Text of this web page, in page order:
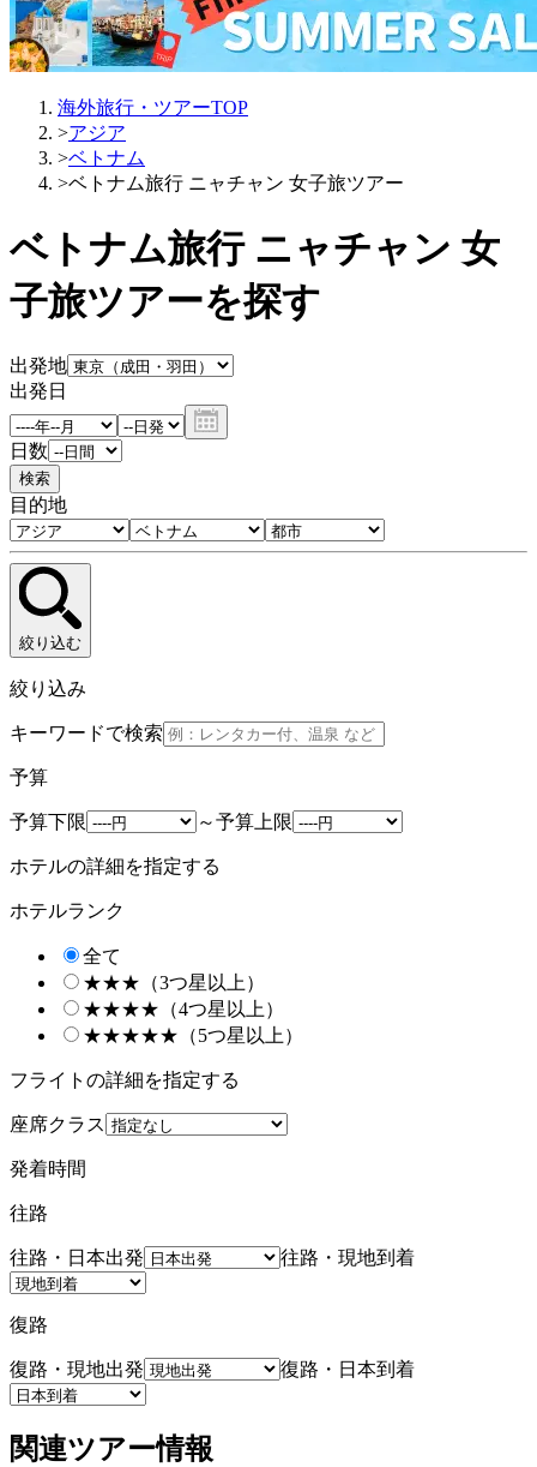
海外旅行・ツアーTOP
>アジア
>ベトナム
>ベトナム旅行 ニャチャン 女子旅ツアー
ベトナム旅行 ニャチャン 女
子旅ツアーを探す
出発地
出発日
日数
検索
目的地
絞り込む
絞り込み
キーワードで検索
予算
予算下限 ～予算上限
ホテルの詳細を指定する
ホテルランク
全て
★★★（3つ星以上）
★★★★（4つ星以上）
★★★★★（5つ星以上）
フライトの詳細を指定する
座席クラス
発着時間
往路
往路・日本出発 往路・現地到着
復路
復路・現地出発 復路・日本到着
関連ツアー情報